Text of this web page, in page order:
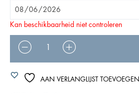
Kan beschikbaarheid niet controleren
AANTAL
AAN VERLANGLIJST TOEVOEGEN